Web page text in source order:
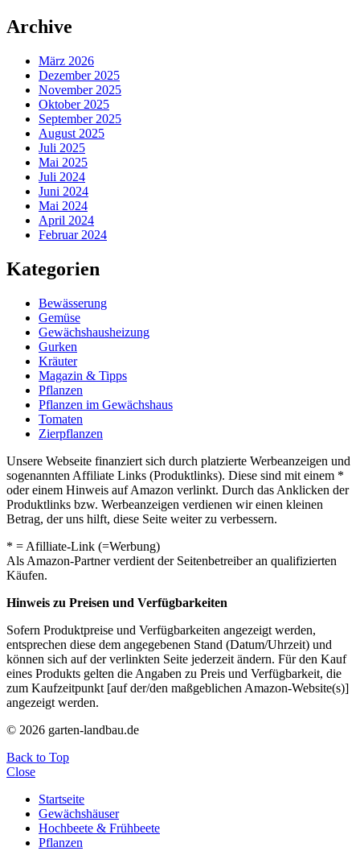
Archive
März 2026
Dezember 2025
November 2025
Oktober 2025
September 2025
August 2025
Juli 2025
Mai 2025
Juli 2024
Juni 2024
Mai 2024
April 2024
Februar 2024
Kategorien
Bewässerung
Gemüse
Gewächshausheizung
Gurken
Kräuter
Magazin & Tipps
Pflanzen
Pflanzen im Gewächshaus
Tomaten
Zierpflanzen
Unsere Webseite finanziert sich durch platzierte Werbeanzeigen und
sogenannten Affiliate Links (Produktlinks). Diese sind mit einem *
oder einem Hinweis auf Amazon verlinkt. Durch das Anklicken der
Produktlinks bzw. Werbeanzeigen verdienen wir einen kleinen
Betrag, der uns hilft, diese Seite weiter zu verbessern.
* = Afilliate-Link (=Werbung)
Als Amazon-Partner verdient der Seitenbetreiber an qualifizierten
Käufen.
Hinweis zu Preisen und Verfügbarkeiten
Sofern Produktpreise und Verfügbarkeiten angezeigt werden,
entsprechen diese dem angegebenen Stand (Datum/Uhrzeit) und
können sich auf der verlinkten Seite jederzeit ändern. Für den Kauf
eines Produkts gelten die Angaben zu Preis und Verfügbarkeit, die
zum Kaufzeitpunkt [auf der/den maßgeblichen Amazon-Website(s)]
angezeigt werden.
© 2026 garten-landbau.de
Back to Top
Close
Startseite
Gewächshäuser
Hochbeete & Frühbeete
Pflanzen